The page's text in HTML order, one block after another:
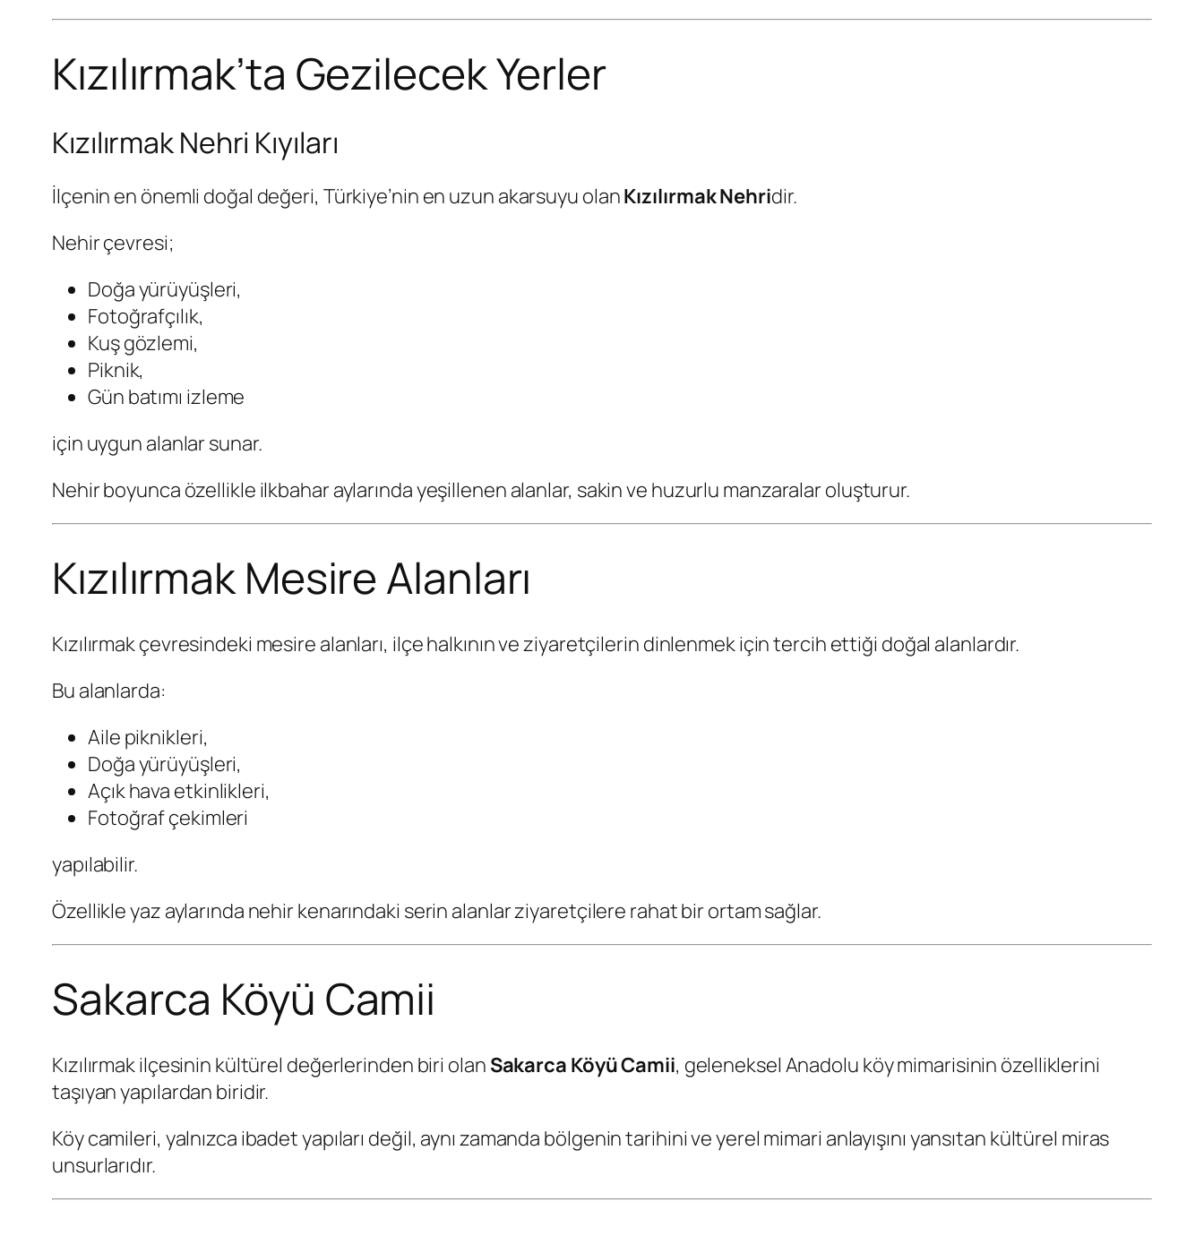
Kızılırmak’ta Gezilecek Yerler
Kızılırmak Nehri Kıyıları
İlçenin en önemli doğal değeri, Türkiye’nin en uzun akarsuyu olanKızılırmak Nehridir.
Nehir çevresi;
Doğa yürüyüşleri,
Fotoğrafçılık,
Kuş gözlemi,
Piknik,
Gün batımı izleme
için uygun alanlar sunar.
Nehir boyunca özellikle ilkbahar aylarında yeşillenen alanlar, sakin ve huzurlu manzaralar oluşturur.
Kızılırmak Mesire Alanları
Kızılırmak çevresindeki mesire alanları, ilçe halkının ve ziyaretçilerin dinlenmek için tercih ettiği doğal alanlardır.
Bu alanlarda:
Aile piknikleri,
Doğa yürüyüşleri,
Açık hava etkinlikleri,
Fotoğraf çekimleri
yapılabilir.
Özellikle yaz aylarında nehir kenarındaki serin alanlar ziyaretçilere rahat bir ortam sağlar.
Sakarca Köyü Camii
Kızılırmak ilçesinin kültürel değerlerinden biri olan Sakarca Köyü Camii, geleneksel Anadolu köy mimarisinin özelliklerini
taşıyan yapılardan biridir.
Köy camileri, yalnızca ibadet yapıları değil, aynı zamanda bölgenin tarihini ve yerel mimari anlayışını yansıtan kültürel miras
unsurlarıdır.